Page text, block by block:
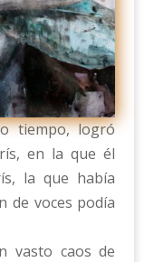
tiempo, logró
en la que él
la que había
de voces podía
vasto caos de